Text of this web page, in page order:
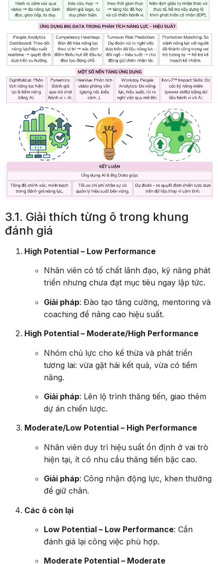
3.1. Giải thích từng ô trong khung
đánh giá
High Potential – Low Performance
Nhân viên có tố chất lãnh đạo, kỹ năng phát
triển nhưng chưa đạt mục tiêu ngay lập tức.
Giải pháp: Đào tạo tăng cường, mentoring và
coaching để nâng cao hiệu suất.
High Potential – Moderate/High Performance
Nhóm chủ lực cho kế thừa và phát triển
tương lai: vừa gặt hái kết quả, vừa có tiềm
năng.
Giải pháp: Lên lộ trình thăng tiến, giao thêm
dự án chiến lược.
Moderate/Low Potential – High Performance
Nhân viên duy trì hiệu suất ổn định ở vai trò
hiện tại, ít có nhu cầu thăng tiến bậc cao.
Giải pháp: Công nhận động lực, khen thưởng
để giữ chân.
Các ô còn lại
Low Potential – Low Performance: Cần
đánh giá lại công việc phù hợp.
Moderate Potential – Moderate